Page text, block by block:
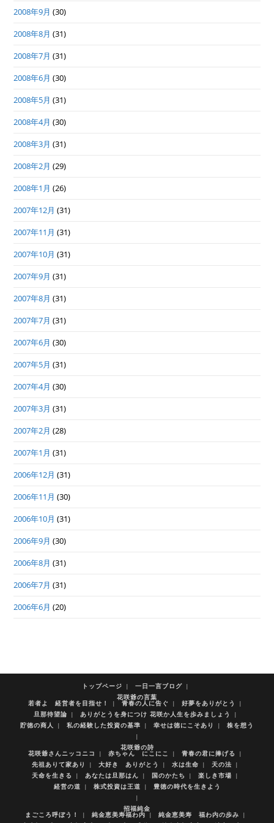
2008年9月 (30)
2008年8月 (31)
2008年7月 (31)
2008年6月 (30)
2008年5月 (31)
2008年4月 (30)
2008年3月 (31)
2008年2月 (29)
2008年1月 (26)
2007年12月 (31)
2007年11月 (31)
2007年10月 (31)
2007年9月 (31)
2007年8月 (31)
2007年7月 (31)
2007年6月 (30)
2007年5月 (31)
2007年4月 (30)
2007年3月 (31)
2007年2月 (28)
2007年1月 (31)
2006年12月 (31)
2006年11月 (30)
2006年10月 (31)
2006年9月 (30)
2006年8月 (31)
2006年7月 (31)
2006年6月 (20)
トップページ
一日一言ブログ
花咲爺の言葉
若者よ 経営者を目指せ！ 青春の人に告ぐ
好夢をありがとう
旦那待望論
ありがとうを身につけ 花咲か人生を歩みましょう
貯徳の商人
私の経験した投資の基準 幸せは徳にこそあり 株を想う
花咲爺の詩
花咲爺さんニッコニコ 赤ちゃん にこにこ
青春の君に捧げる
先祖ありて家あり
大好き ありがとう 水は生命
天の法
天命を生きる
あなたは旦那はん 国のかたち
楽しき市場
経営の道
株式投資は王道 豊徳の時代を生きよう
招福純金
まごころ呼ぼう！ 純金恵美寿福わ内
純金恵美寿 福わ内の歩み